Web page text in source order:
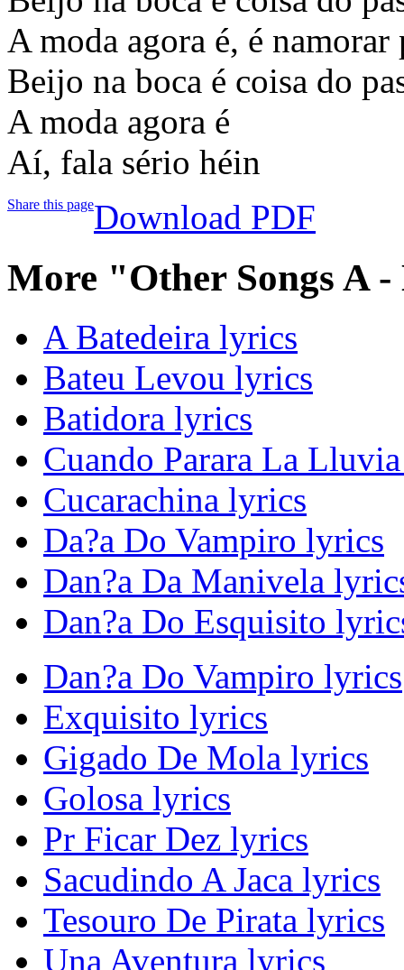
A moda agora é, é namorar
Beijo na boca é coisa do
A moda agora é
Aí, fala sério héin
Share this pageDownload PDF
More "Other Songs A
A Batedeira lyrics
Bateu Levou lyrics
Batidora lyrics
Cuando Parara La
Cucarachina lyrics
Da?a Do Vampiro lyrics
Dan?a Da Manivela
Dan?a Do Esquisito
Dan?a Do Vampiro lyrics
Exquisito lyrics
Gigado De Mola lyrics
Golosa lyrics
Pr Ficar Dez lyrics
Sacudindo A Jaca lyrics
Tesouro De Pirata lyrics
Una Aventura lyrics